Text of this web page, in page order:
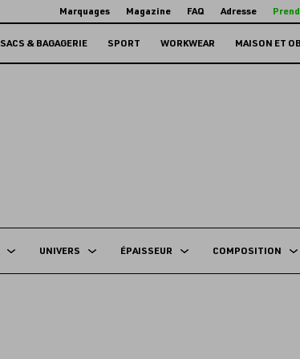
Marquages Magazine FAQ Adresse
SACS & BAGAGERIE SPORT WORKWEAR MAISON ET
UNIVERS ÉPAISSEUR COMPOSITION